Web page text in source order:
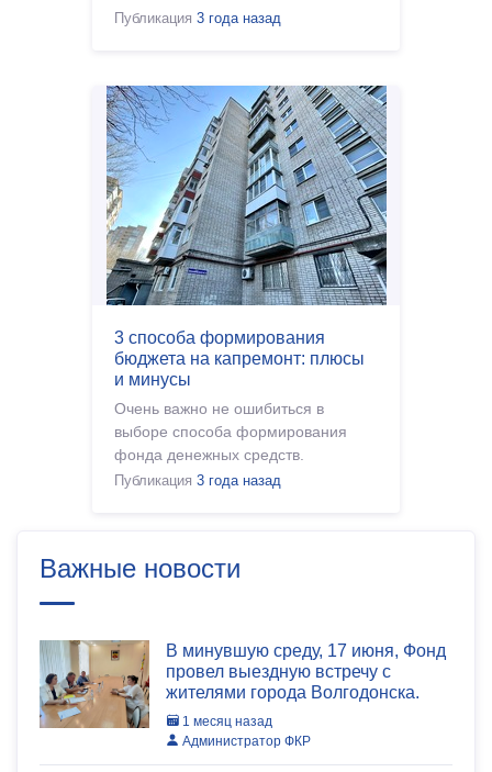
Публикация 3 года назад
3 способа формирования
бюджета на капремонт: плюсы
и минусы
Очень важно не ошибиться в
выборе способа формирования
фонда денежных средств.
Публикация 3 года назад
Важные новости
В минувшую среду, 17 июня, Фонд
провел выездную встречу с
жителями города Волгодонска.
1 месяц назад
Администратор ФКР